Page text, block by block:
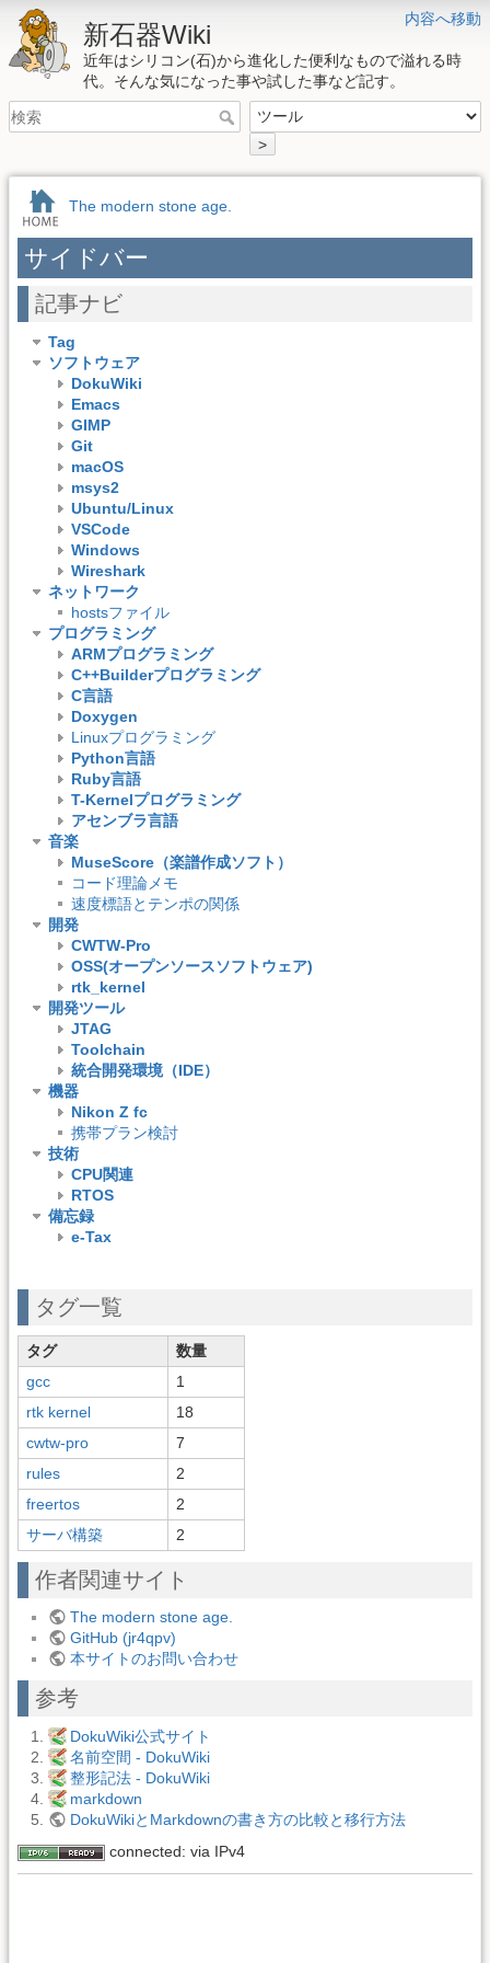
内容へ移動
新石器Wiki
近年はシリコン(石)から進化した便利なもので溢れる時
代。そんな気になった事や試した事など記す。
>
The modern stone age.
サイドバー
記事ナビ
Tag
ソフトウェア
DokuWiki
Emacs
GIMP
Git
macOS
msys2
Ubuntu/Linux
VSCode
Windows
Wireshark
ネットワーク
hostsファイル
プログラミング
ARMプログラミング
C++Builderプログラミング
C言語
Doxygen
Linuxプログラミング
Python言語
Ruby言語
T-Kernelプログラミング
アセンブラ言語
音楽
MuseScore（楽譜作成ソフト）
コード理論メモ
速度標語とテンポの関係
開発
CWTW-Pro
OSS(オープンソースソフトウェア)
rtk_kernel
開発ツール
JTAG
Toolchain
統合開発環境（IDE）
機器
Nikon Z fc
携帯プラン検討
技術
CPU関連
RTOS
備忘録
e-Tax
タグ一覧
タグ
数量
gcc
1
rtk kernel
18
cwtw-pro
7
rules
2
freertos
2
サーバ構築
2
作者関連サイト
The modern stone age.
GitHub (jr4qpv)
本サイトのお問い合わせ
参考
DokuWiki公式サイト
名前空間 - DokuWiki
整形記法 - DokuWiki
markdown
DokuWikiとMarkdownの書き方の比較と移行方法
connected: via IPv4